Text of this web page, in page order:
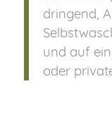
dringend,
und auf
oder